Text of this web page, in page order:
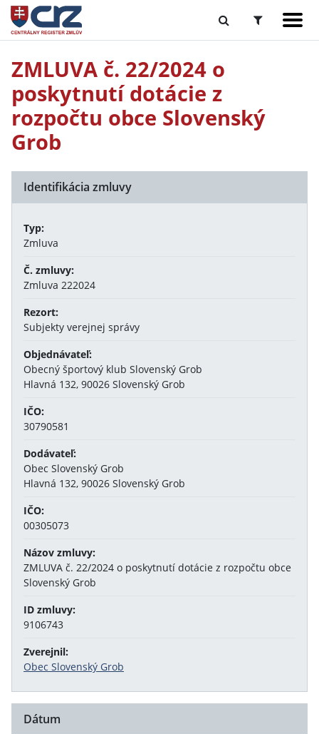
ZMLUVA č. 22/2024 o
poskytnutí dotácie z
rozpočtu obce Slovenský
Grob
Identifikácia zmluvy
Typ:
Zmluva
Č. zmluvy:
Zmluva 222024
Rezort:
Subjekty verejnej správy
Objednávateľ:
Obecný športový klub Slovenský Grob
Hlavná 132, 90026 Slovenský Grob
IČO:
30790581
Dodávateľ:
Obec Slovenský Grob
Hlavná 132, 90026 Slovenský Grob
IČO:
00305073
Názov zmluvy:
ZMLUVA č. 22/2024 o poskytnutí dotácie z rozpočtu obce
Slovenský Grob
ID zmluvy:
9106743
Zverejnil:
Obec Slovenský Grob
Dátum